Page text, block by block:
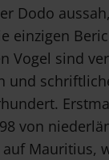
Dodo
einzigen
Vogel sind
und
von
auf Mauritius,